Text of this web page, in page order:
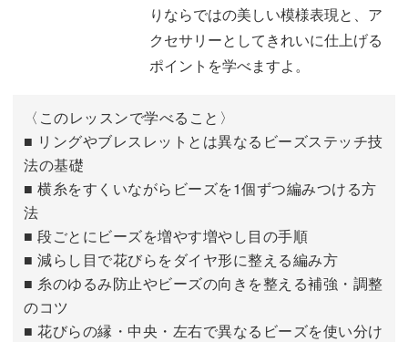
りならではの美しい模様表現と、ア
クセサリーとしてきれいに仕上げる
ポイントを学べますよ。
〈このレッスンで学べること〉
■ リングやブレスレットとは異なるビーズステッチ技
法の基礎
■ 横糸をすくいながらビーズを1個ずつ編みつける方
法
■ 段ごとにビーズを増やす増やし目の手順
■ 減らし目で花びらをダイヤ形に整える編み方
■ 糸のゆるみ防止やビーズの向きを整える補強・調整
のコツ
■ 花びらの縁・中央・左右で異なるビーズを使い分け